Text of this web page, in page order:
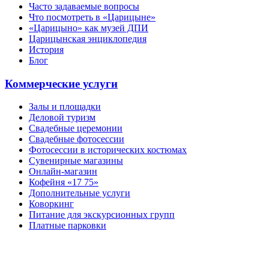
Часто задаваемые вопросы
Что посмотреть в «Царицыне»
«Царицыно» как музей ДПИ
Царицынская энциклопедия
История
Блог
Коммерческие услуги
Залы и площадки
Деловой туризм
Свадебные церемонии
Свадебные фотосессии
Фотосессии в исторических костюмах
Сувенирные магазины
Онлайн-магазин
Кофейня «17 75»
Дополнительные услуги
Коворкинг
Питание для экскурсионных групп
Платные парковки